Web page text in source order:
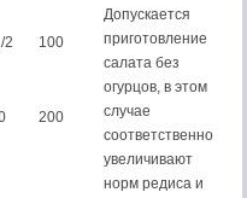
Допускается
приготовление
салата без
огурцов, в этом
случае
соответственно
увеличивают
норм редиса и
2 100
200